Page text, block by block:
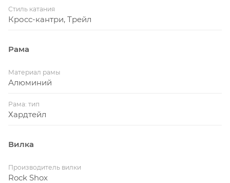
Стиль катания
Кросс-кантри, Трейл
Рама
Материал рамы
Алюминий
Рама: тип
Хардтейл
Вилка
Производитель вилки
Rock Shox